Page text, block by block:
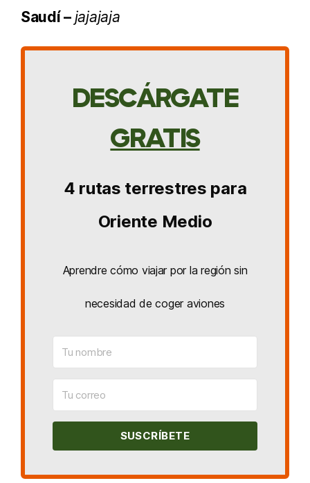
Saudí – jajajaja
DESCÁRGATE
GRATIS
4 rutas terrestres para
Oriente Medio
Aprendre cómo viajar por la región sin
necesidad de coger aviones
SUSCRÍBETE